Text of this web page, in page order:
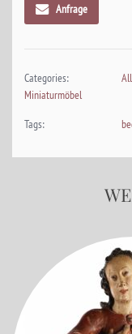
Anfrage
Categories:
Miniaturmöbel
Tags: